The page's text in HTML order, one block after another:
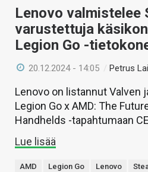
Lenovo valmistelee
varustettuja
Legion Go -
20.12.2024 - 14:05 /Petrus
Lenovo on listannut Valven
Legion Go x AMD: The
Handhelds -tapahtumaan
Lue lisää
AMD Legion Go Lenovo